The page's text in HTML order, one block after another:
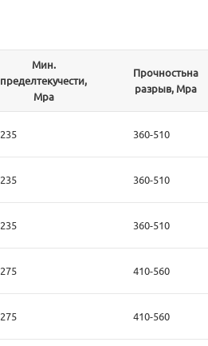
Мин.
пределтекучести,
Mpa
Прочностьна
разрыв, Mpa
235 360-510
235 360-510
235 360-510
275 410-560
275 410-560